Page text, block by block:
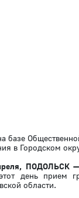
базе
в Городском
ПОДОЛЬСК —
день прием
области.